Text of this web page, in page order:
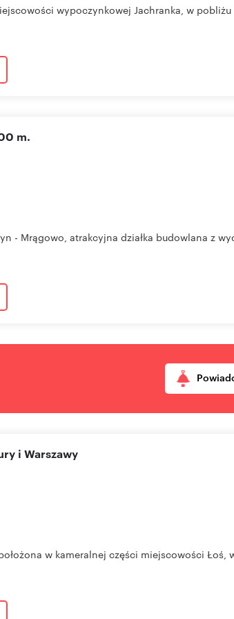
wypoczynkowej Jachranka, w
m.
- Mrągowo, atrakcyjna działka budowlana z
i Warszawy
w kameralnej części miejscowości Łoś,